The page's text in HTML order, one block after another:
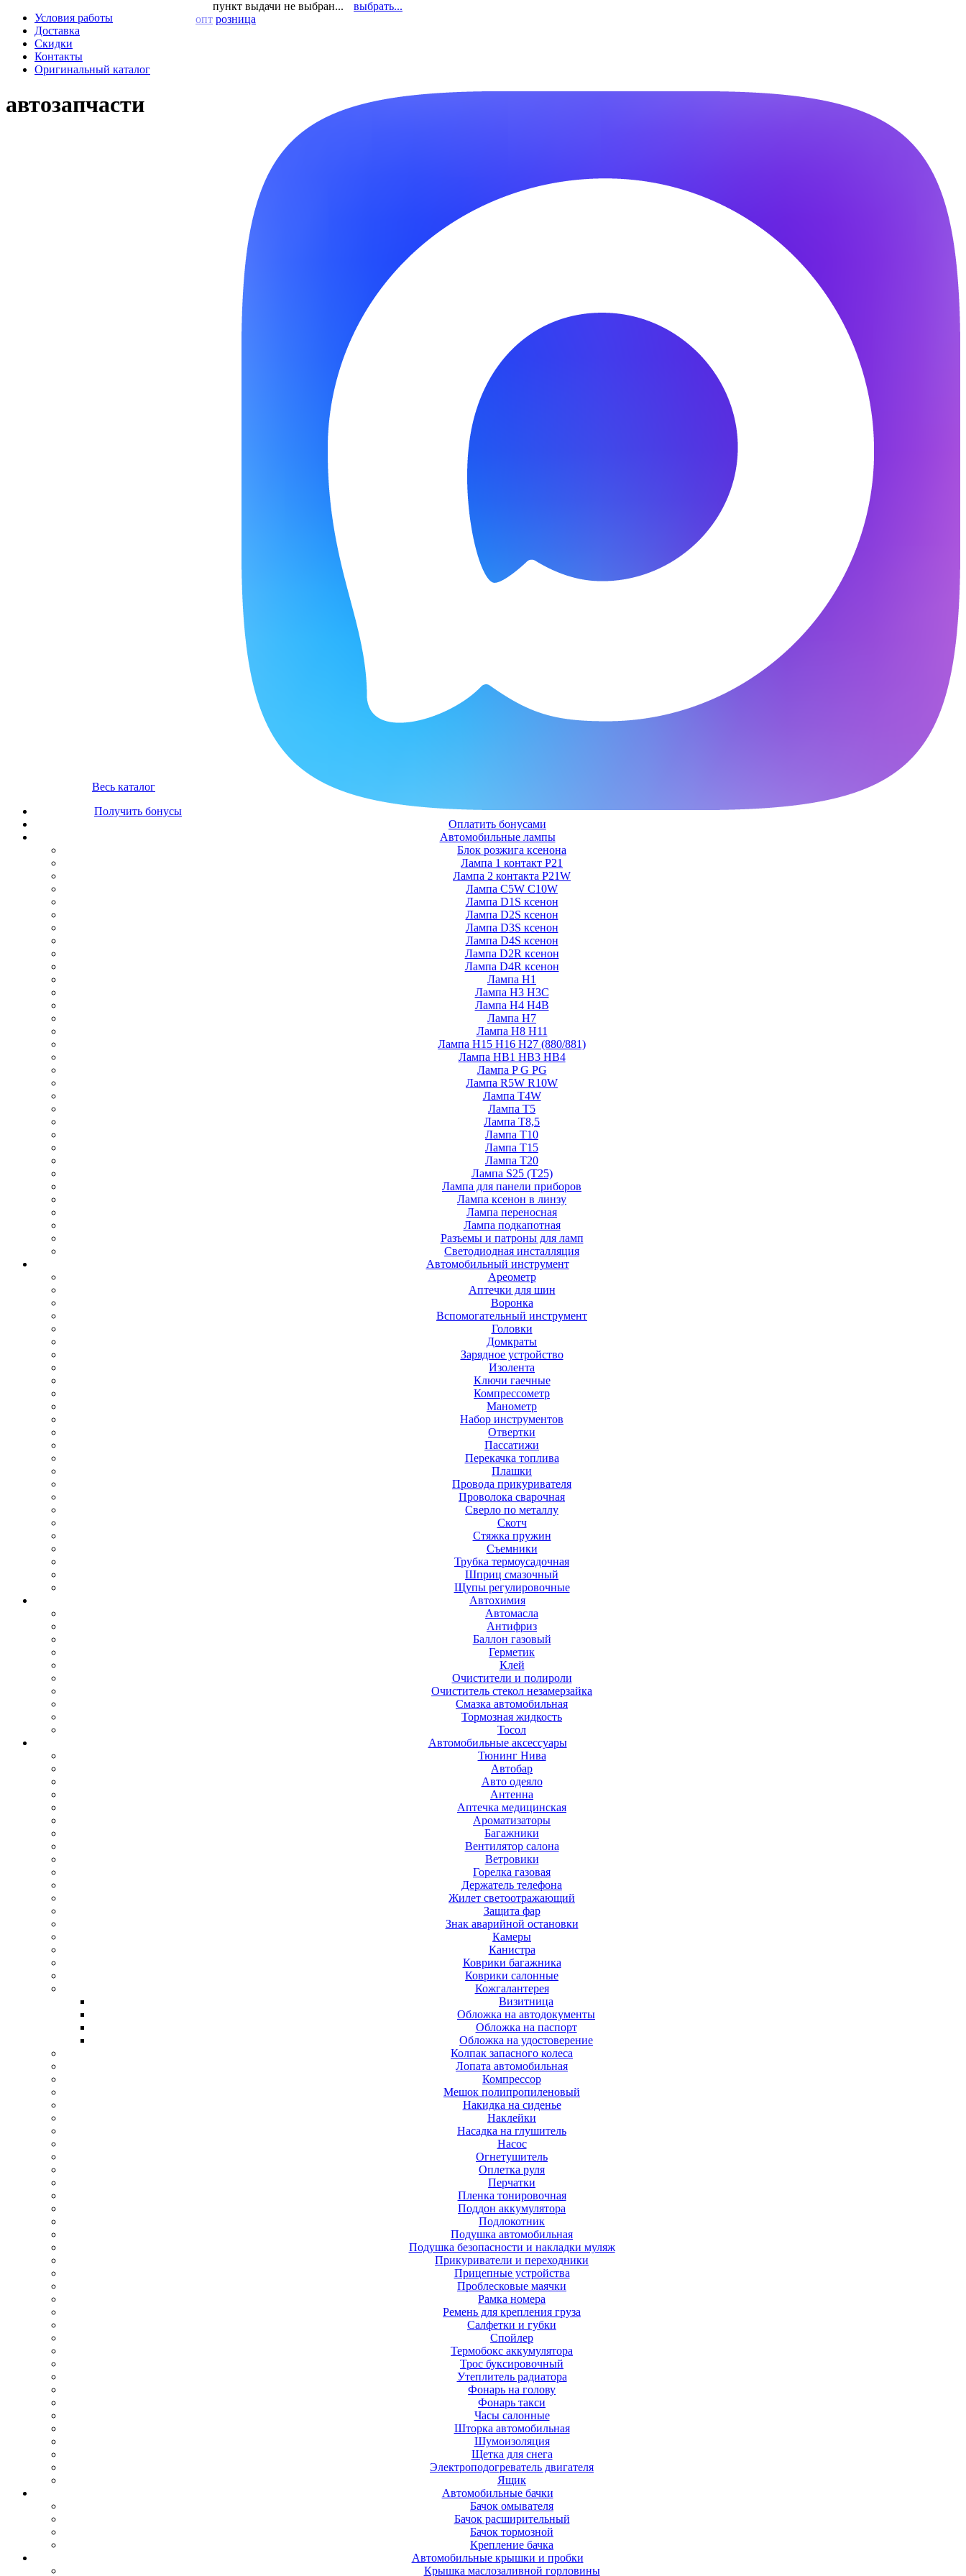
Условия работы
Доставка
Скидки
Контакты
Оригинальный каталог
пункт выдачи не выбран...
выбрать...
опт розница
автозапчасти
Весь каталог
Получить бонусы
Оплатить бонусами
Автомобильные лампы
Блок розжига ксенона
Лампа 1 контакт P21
Лампа 2 контакта P21W
Лампа C5W C10W
Лампа D1S ксенон
Лампа D2S ксенон
Лампа D3S ксенон
Лампа D4S ксенон
Лампа D2R ксенон
Лампа D4R ксенон
Лампа H1
Лампа H3 H3C
Лампа H4 H4B
Лампа H7
Лампа H8 H11
Лампа H15 H16 H27 (880/881)
Лампа HB1 HB3 HB4
Лампа P G PG
Лампа R5W R10W
Лампа T4W
Лампа T5
Лампа T8,5
Лампа T10
Лампа T15
Лампа T20
Лампа S25 (T25)
Лампа для панели приборов
Лампа ксенон в линзу
Лампа переносная
Лампа подкапотная
Разъемы и патроны для ламп
Светодиодная инсталляция
Автомобильный инструмент
Ареометр
Аптечки для шин
Воронка
Вспомогательный инструмент
Головки
Домкраты
Зарядное устройство
Изолента
Ключи гаечные
Компрессометр
Манометр
Набор инструментов
Отвертки
Пассатижи
Перекачка топлива
Плашки
Провода прикуривателя
Проволока сварочная
Сверло по металлу
Скотч
Стяжка пружин
Съемники
Трубка термоусадочная
Шприц смазочный
Щупы регулировочные
Автохимия
Автомасла
Антифриз
Баллон газовый
Герметик
Клей
Очистители и полироли
Очиститель стекол незамерзайка
Смазка автомобильная
Тормозная жидкость
Тосол
Автомобильные аксессуары
Тюнинг Нива
Автобар
Авто одеяло
Антенна
Аптечка медицинская
Ароматизаторы
Багажники
Вентилятор салона
Ветровики
Горелка газовая
Держатель телефона
Жилет светоотражающий
Защита фар
Знак аварийной остановки
Камеры
Канистра
Коврики багажника
Коврики салонные
Кожгалантерея
Визитница
Обложка на автодокументы
Обложка на паспорт
Обложка на удостоверение
Колпак запасного колеса
Лопата автомобильная
Компрессор
Мешок полипропиленовый
Накидка на сиденье
Наклейки
Насадка на глушитель
Насос
Огнетушитель
Оплетка руля
Перчатки
Пленка тонировочная
Поддон аккумулятора
Подлокотник
Подушка автомобильная
Подушка безопасности и накладки муляж
Прикуриватели и переходники
Прицепные устройства
Проблесковые маячки
Рамка номера
Ремень для крепления груза
Салфетки и губки
Спойлер
Термобокс аккумулятора
Трос буксировочный
Утеплитель радиатора
Фонарь на голову
Фонарь такси
Часы салонные
Шторка автомобильная
Шумоизоляция
Щетка для снега
Электроподогреватель двигателя
Ящик
Автомобильные бачки
Бачок омывателя
Бачок расширительный
Бачок тормозной
Крепление бачка
Автомобильные крышки и пробки
Крышка маслозаливной горловины